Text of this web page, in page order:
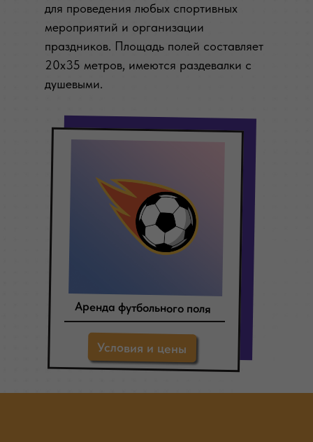
для проведения любых спортивных
мероприятий и организации
праздников. Площадь полей составляет
20х35 метров, имеются раздевалки с
душевыми.
Условия и цены
Аренда футбольного поля